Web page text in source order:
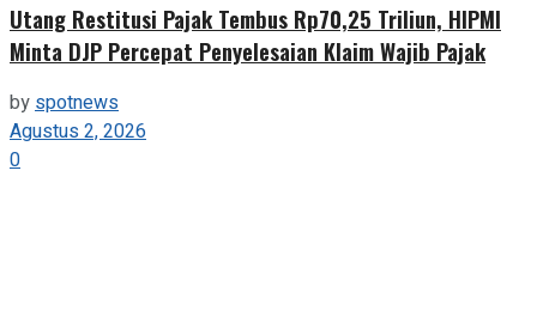
Utang Restitusi Pajak Tembus Rp70,25 Triliun, HIPMI
Minta DJP Percepat Penyelesaian Klaim Wajib Pajak
byspotnews
Agustus 2, 2026
0